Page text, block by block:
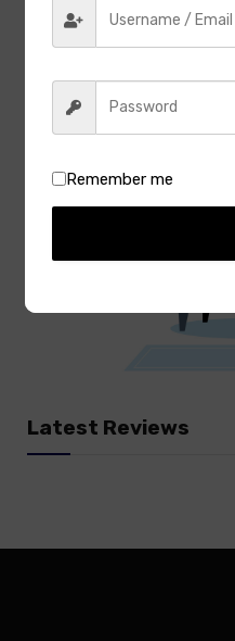
Latest Reviews
Remember me